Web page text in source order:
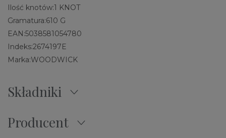
Ilość knotów:1 KNOT
Gramatura:610 G
EAN:5038581054780
Indeks:2674197E
Marka:WOODWICK
Składniki
Producent